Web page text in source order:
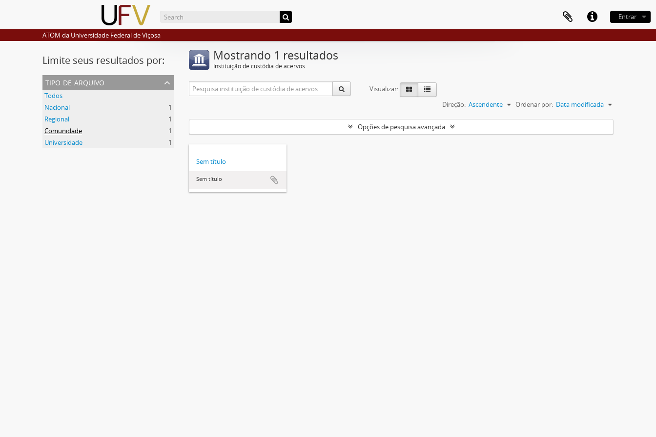
Entrar
ATOM da Universidade Federal de Viçosa
Limite seus resultados por:
tipo de arquivo
Todos
Nacional
1
Regional
1
Comunidade
1
Universidade
1
Mostrando 1 resultados
Instituição de custódia de acervos
Visualizar:
Ordenar por: Data modificada
Direção: Ascendente
Opções de pesquisa avançada
Sem título
Sem título